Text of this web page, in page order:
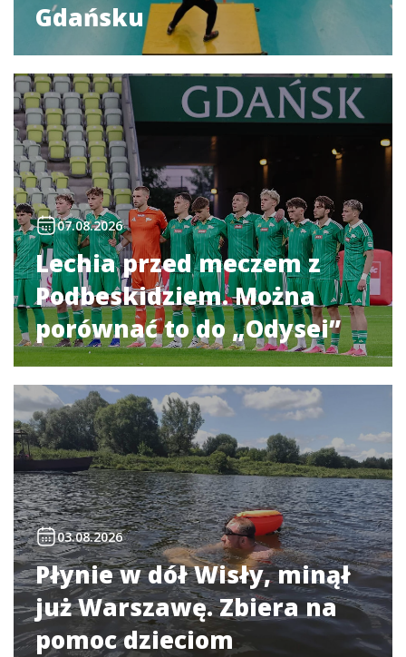
Gdańsku
07.08.2026
Lechia przed meczem z
Podbeskidziem. Można
porównać to do „Odysei”
03.08.2026
Płynie w dół Wisły, minął
już Warszawę. Zbiera na
pomoc dzieciom